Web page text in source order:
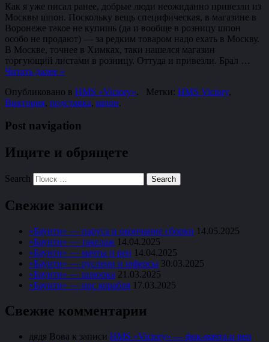
Как я уже писал ранее, добрые люди неожиданно привезли из
Москвы шпон. Поскольку вещь специфическая, в магазине в
Воронеже такое не купишь (да и вообще в розницу шпон
особо не продают) — за редким товаром надо ехать в Москву.
В Москве, точнее в Химках, таки нашелся магазин
торгующий листами в розницу. Оттуда и привезли. Брал …
Читать далее »
Опубликовано в HMS «Victory». Метки: HMS Victory,
Виктория, подставка, шпон.
Post navigation
Ищите и обрящете
Search
Свежие записи
«Баунти» — паруса и окончание сборки 14.05.2025
«Баунти» — такелаж 14.04.2025
«Баунти» — мачты и реи 14.04.2025
«Баунти» — руслени и юферсы 30.03.2025
«Баунти» — шлюпка 21.03.2025
«Баунти» — нос корабля 17.03.2025
Свежие комментарии
дядя Вова к записи HMS «Victory» — фок-мачта и реи